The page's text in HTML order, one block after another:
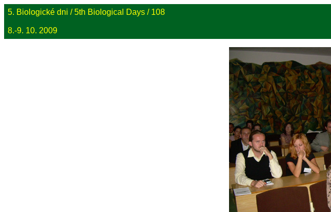
5. Biologické dni / 5th Biological Days / 108
8.-9. 10. 2009